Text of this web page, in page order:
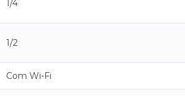
1/4
1/2
Com Wi-Fi